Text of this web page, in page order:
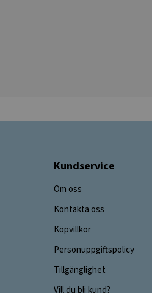
Kundservice
Om oss
Kontakta oss
Köpvillkor
Personuppgiftspolicy
Tillgänglighet
Vill du bli kund?